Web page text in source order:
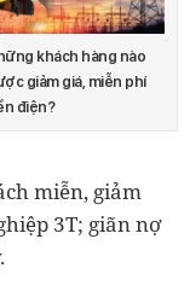
khách hàng nào
giảm giá, miễn phí
điện?
miễn, giảm
3T; giãn nợ